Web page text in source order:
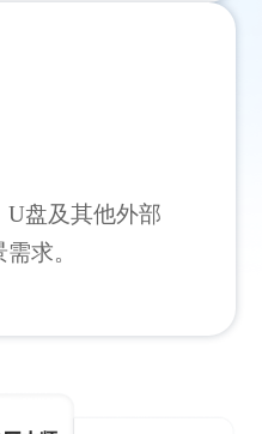
U盘及其他外部
求。